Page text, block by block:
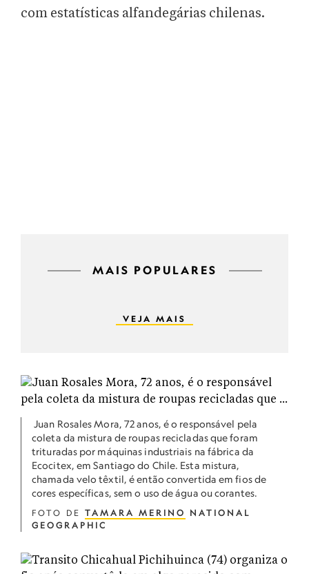
com estatísticas alfandegárias chilenas.
MAIS POPULARES
VEJA MAIS
Juan Rosales Mora, 72 anos, é o responsável pela
coleta da mistura de roupas recicladas que foram
trituradas por máquinas industriais na fábrica da
Ecocitex, em Santiago do Chile. Esta mistura,
chamada velo têxtil, é então convertida em fios de
cores específicas, sem o uso de água ou corantes.
FOTO DE TAMARA MERINO
NATIONAL
GEOGRAPHIC